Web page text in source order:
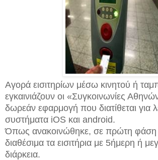
Αγορά εισιτηρίων μέσω κινητού ή
εγκαινιάζουν οι «Συγκοινωνίες
δωρεάν εφαρμογή που διατίθεται για
συστήματα iOS και android.
Όπως ανακοινώθηκε, σε πρώτη φάση
διαθέσιμα τα εισιτήρια με 5ήμερη ή
διάρκεια.